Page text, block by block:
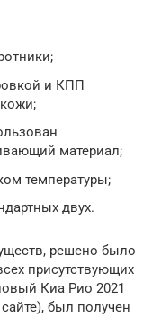
и КПП
материал;
температуры;
двух.
решено было
присутствующих
Киа Рио 2021
был получен